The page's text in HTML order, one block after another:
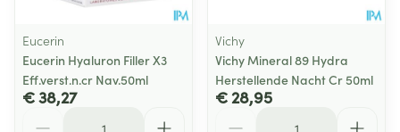
Eucerin
Eucerin Hyaluron Filler X3
Eff.verst.n.cr Nav.50ml
€ 38,27
Vichy
Vichy Mineral 89 Hydra
Herstellende Nacht Cr 50ml
€ 28,95